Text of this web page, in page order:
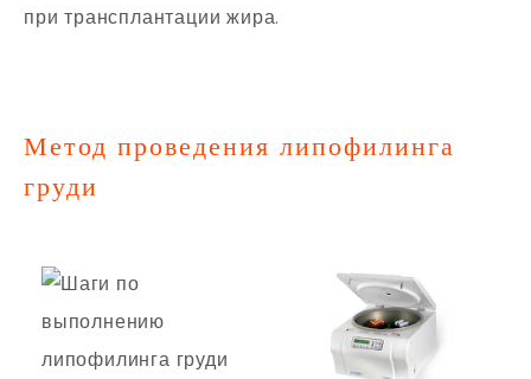
при трансплантации жира.
Метод проведения липофилинга
груди